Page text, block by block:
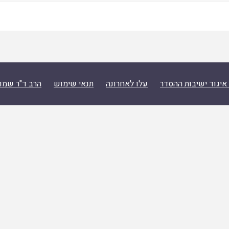
ישיבות ההסדר עלו לאחרונה תנאי שימוש הרב ד"ר